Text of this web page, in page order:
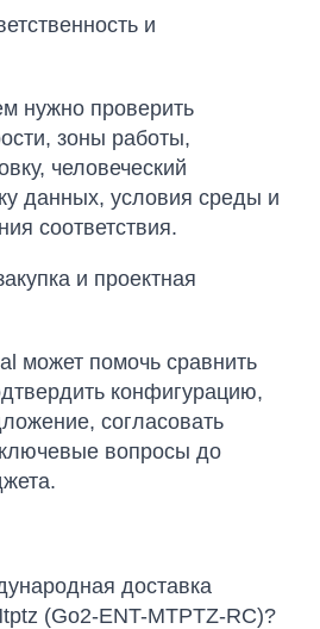
и
нужно проверить
зоны работы,
человеческий
данных, условия среды и
соответствия.
и проектная
может помочь сравнить
конфигурацию,
согласовать
ключевые вопросы до
доставка
(Go2-ENT-MTPTZ-RC)?